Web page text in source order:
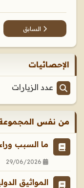
الإحصائيات
عدد الزيارات
المقال السابق:
السابق
من نفس
ما السبب
29/06/2026
المواثيق